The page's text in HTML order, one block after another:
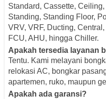
Standard, Cassette,
Standing, Standing Floor,
VRV, VRF, Ducting,
FCU, AHU, hingga Chiller.
Apakah tersedia layanan
Tentu. Kami melayani
relokasi AC, bongkar
apartemen, ruko, maupun
Apakah ada garansi?